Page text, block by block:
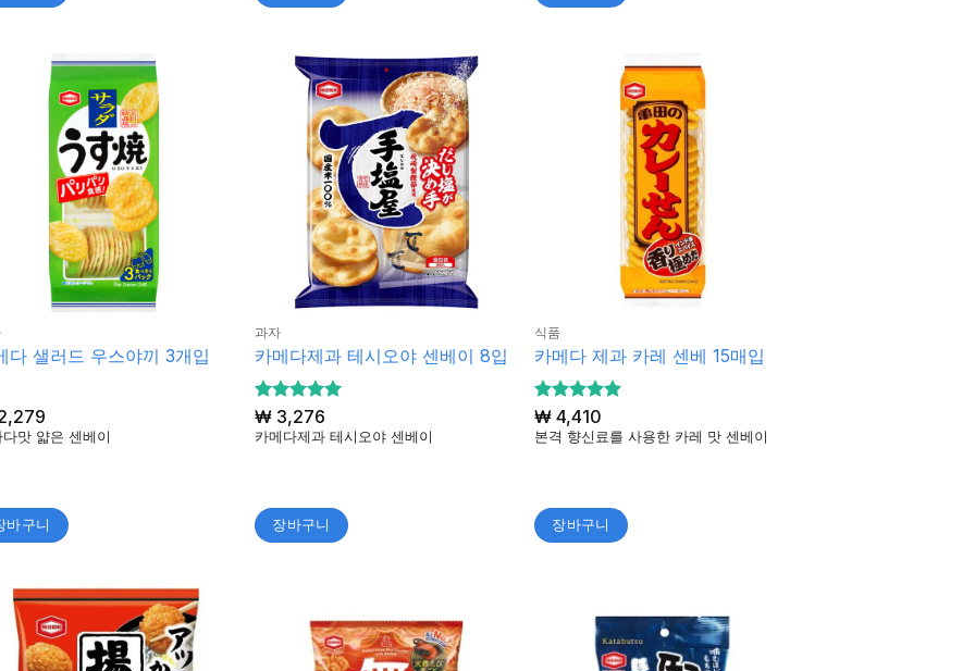
다 샐러드 우스야끼 3개입
맛 얇은 센베이
바구니
과자
카메다제과 테시오야 센베이 8입
5 중에서
5로 평가
₩3,276
카메다제과 테시오야 센베이
장바구니
식품
카메다 제과 카레 센베 15매입
5 중에서
5로 평가
₩4,410
본격 향신료를 사용한 카레 맛 센베이
장바구니